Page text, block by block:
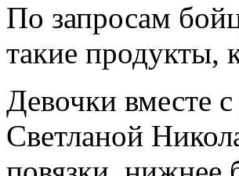
По запросам
такие продукты,
Девочки вместе
Светланой